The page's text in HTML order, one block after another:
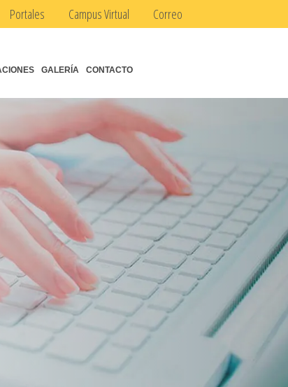
Portales Campus Virtual Correo
GALERÍA CONTACTO